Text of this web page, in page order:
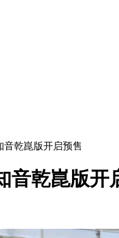
音乾崑版开启预售​
音乾崑版开